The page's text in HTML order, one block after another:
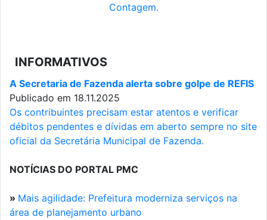
Contagem.
INFORMATIVOS
A Secretaria de Fazenda alerta sobre golpe de REFIS
Publicado em 18.11.2025
Os contribuintes precisam estar atentos e verificar
débitos pendentes e dívidas em aberto sempre no site
oficial da Secretária Municipal de Fazenda.
NOTÍCIAS DO PORTAL PMC
» Mais agilidade: Prefeitura moderniza serviços na
área de planejamento urbano